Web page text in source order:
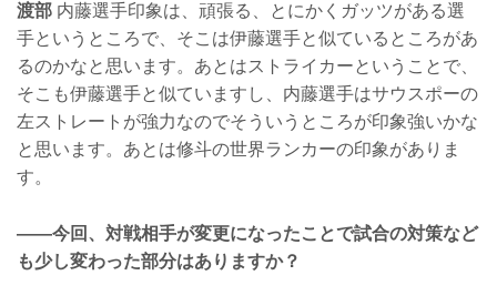
渡部 内藤選手印象は、頑張る、とにかくガッツがある選
手というところで、そこは伊藤選手と似ているところがあ
るのかなと思います。あとはストライカーということで、
そこも伊藤選手と似ていますし、内藤選手はサウスポーの
左ストレートが強力なのでそういうところが印象強いかな
と思います。あとは修斗の世界ランカーの印象がありま
す。
——今回、対戦相手が変更になったことで試合の対策など
も少し変わった部分はありますか？